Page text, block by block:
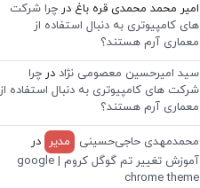
امیر محمد محمدی قره باغ درچرا شرکت
های کامپیوتری به دنبال استفاده از
معماری آرم هستند؟
سید امیرحسین معصومی نژاد درچرا
شرکت های کامپیوتری به دنبال استفاده از
معماری آرم هستند؟
محمدمهدی حاجی‌حسینی مدیر
در
آموزش تغییر تم گوگل کروم | google
chrome theme